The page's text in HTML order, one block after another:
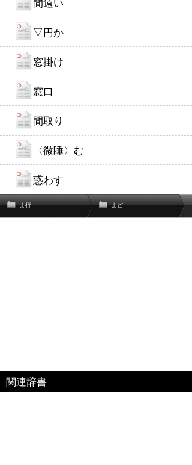
間遠い
▽円か
窓掛け
窓口
間取り
〈微睡〉む
惑わす
ま行 まど
関連辞書